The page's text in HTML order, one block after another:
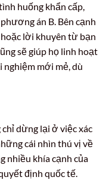
huống khẩn cấp,
án B. Bên cạnh
lời khuyên từ bạn
sẽ giúp họ linh hoạt
mới mẻ, dù
chỉ dừng lại ở việc xác
cái nhìn thú vị về
nhiều khía cạnh của
định quốc tế.